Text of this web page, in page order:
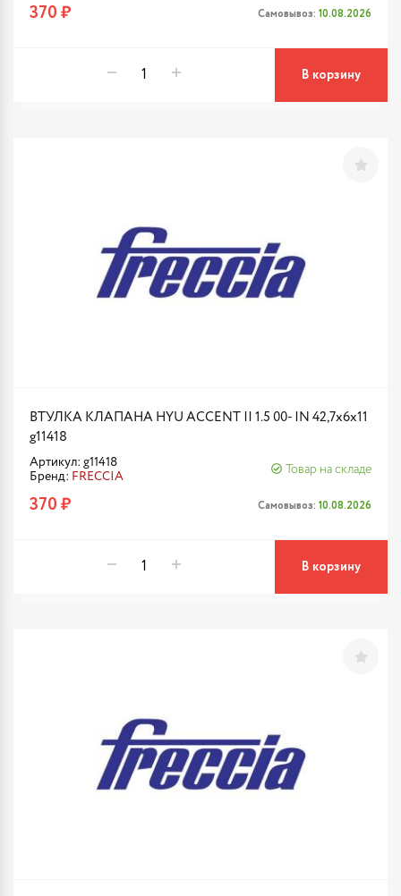
370 ₽ Самовывоз: 10.08.2026
В корзину
ВТУЛКА КЛАПАНА HYU ACCENT II 1.5 00- IN 42,7x6x11
g11418
Артикул: g11418
Бренд: FRECCIA
Товар на складе
370 ₽ Самовывоз: 10.08.2026
В корзину